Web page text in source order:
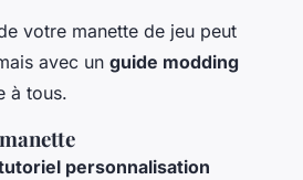
votre manette de jeu peut
avec un guide modding
à tous.
personnalisation